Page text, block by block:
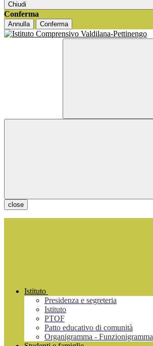
Chiudi
Conferma
Annulla Conferma
close
Istituto
Presidenza e segreteria
Istituto
PTOF
Patto educativo di comunità
Organigramma - Funzionigramma